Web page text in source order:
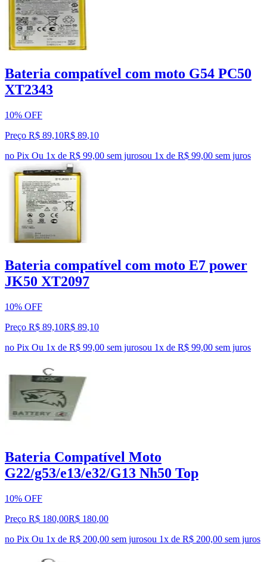
Bateria compatível com moto G54 PC50
XT2343
10% OFF
Preço R$ 89,10R$ 89,10
no Pix Ou 1x de R$ 99,00 sem jurosou 1x de R$ 99,00 sem juros
Bateria compatível com moto E7 power
JK50 XT2097
10% OFF
Preço R$ 89,10R$ 89,10
no Pix Ou 1x de R$ 99,00 sem jurosou 1x de R$ 99,00 sem juros
Bateria Compatível Moto
G22/g53/e13/e32/G13 Nh50 Top
10% OFF
Preço R$ 180,00R$ 180,00
no Pix Ou 1x de R$ 200,00 sem jurosou 1x de R$ 200,00 sem juros